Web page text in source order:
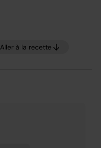
Aller à la recette